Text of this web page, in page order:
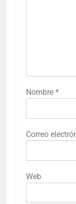
Nombre *
Correo
Web